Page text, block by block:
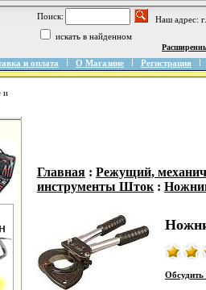
Поиск:
Наш адрес:
искать в найденном
и оплата О Магазине Регистрация
и
Главная : Режущий,
инструменты Шток :
Обсудить